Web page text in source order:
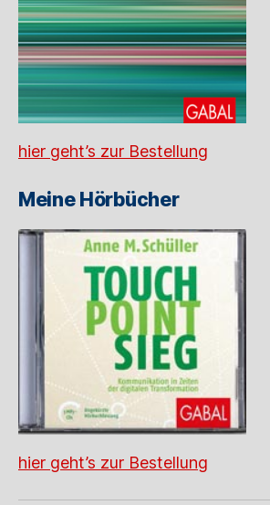
hier geht’s zur Bestellung
Meine Hörbücher
hier geht’s zur Bestellung